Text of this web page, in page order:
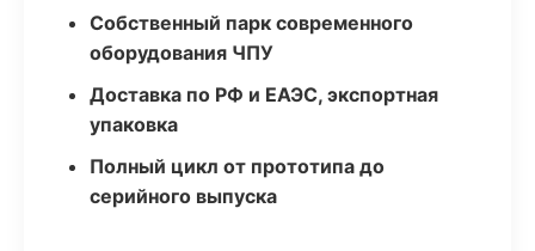
Собственный парк современного
оборудования ЧПУ
Доставка по РФ и ЕАЭС, экспортная
упаковка
Полный цикл от прототипа до
серийного выпуска